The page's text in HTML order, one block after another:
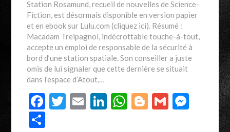
Station Rosamund, recueil de nouvelles de Science-
Fiction, est désormais disponible en version papier
et en ebook sur Lulu.com (cliquez ici). Résumé :
Macadam Treipagnol, indécrottable touche-à-tout,
accepte un emploi de responsable de la sécurité à
bord d’une station spatiale. Son conseiller a juste
omis de lui signaler que cette dernière se situait
dans l’espace d’Atout,…
Facebook
Twitter
EmailLinkedIn
WhatsApp
Blogger
Gmail